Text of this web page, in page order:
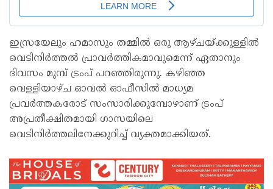
ഇസ്രയേലും ഹമാസും തമ്മില്‍ ഒരു ആഴ്ചയ്ക്കുള്ളില്‍
വെടിനിര്‍ത്തല്‍ പ്രാവര്‍ത്തികമാവുമെന്ന് ഏതാനും
ദിവസം മുമ്പ് ട്രംപ് പറഞ്ഞിരുന്നു. കഴിഞ്ഞ
വെള്ളിയാഴ്ച ഓവല്‍ ഓഫീസില്‍ മാധ്യമ
പ്രവര്‍ത്തകരോട് സംസാരിക്കുമ്പോഴാണ് ട്രംപ്
അപ്രതീക്ഷിതമായി ഗാസയിലെ
വെടിനിര്‍ത്തലിനേക്കുറിച്ച് വ്യക്തമാക്കിയത്.